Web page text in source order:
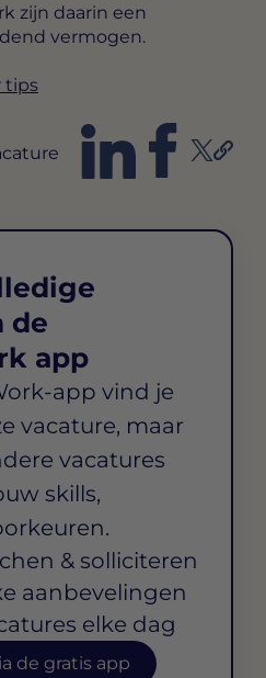
zijn daarin een
vermogen.
tips
de
app
app vind je
vacature, maar
vacatures
skills,
& solliciteren
aanbevelingen
elke dag
de gratis app